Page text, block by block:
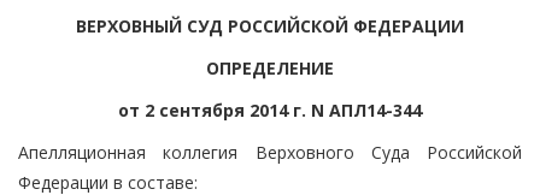
ВЕРХОВНЫЙ СУД РОССИЙСКОЙ ФЕДЕРАЦИИ
ОПРЕДЕЛЕНИЕ
от 2 сентября 2014 г. N АПЛ14-344
Апелляционная коллегия Верховного Суда Российской
Федерации в составе: